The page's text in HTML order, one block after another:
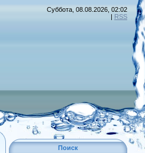
Суббота, 08.08.2026, 02:02
| RSS
Поиск